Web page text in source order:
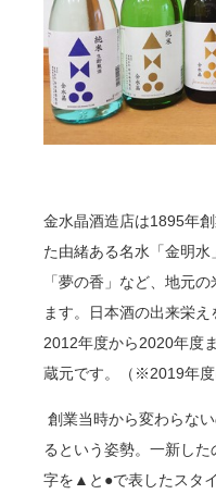
金水晶酒造店は1895年
た由緒ある名水「金明
「夢の香」など、地元
ます。日本酒の出来栄え
2012年度から2020年度
蔵元です。（ ※2019年
創業当時から変わらな
るという姿勢。一新し
字を▲と●で表したスタ